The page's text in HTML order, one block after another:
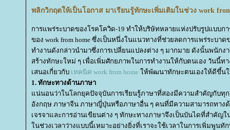
พลิกวิกฤตให้เป็นโอกาส มาเรียนรู้ทักษะเพิ่มเติมในช่วง work
การแพร่ระบาดของโรคโควิด-19 ทำให้บริษัทหลายแห่งปรับรูปแบบก
ของ work from home ซึ่งเป็นหนึ่งในแนวทางที่ช่วยลดการแพร่ระบา
ทำงานดังกล่าวนำมาซึ่งการเปลี่ยนแปลงต่าง ๆ มากมาย ดังนั้นพนักง
สร้างทักษะใหม่ ๆ เพื่อเพิ่มศักยภาพในการทำงานให้กับตนเอง วันนี้ทา
เสนอเกี่ยวกับ เทคนิค work from home ห้พัฒนาทักษะตนเองให้ดีขึ้นใ
1. ทักษะทางด้านภาษา
น่นอนว่าในโลกยุคปัจจุบันการเรียนรู้ภาษาที่สองมีความสำคัญกับทุก
อังกฤษ ภาษาจีน ภาษาญี่ปุ่นหรือภาษาอื่น ๆ คนที่มีความสามารถทาง
เจรจาและการอ่านเขียนต่าง ๆ ทักษะทางภาษาจึงเป็นบันไดที่สำคัญ
นช่วงเวลาว่างแบบนี้เหมาะอย่างยิ่งที่เราจะใช้เวลาในการเพิ่มพูนทั